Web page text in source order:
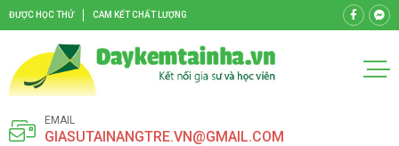
ĐƯỢC HỌC THỬ CAM KẾT CHẤT LƯỢNG
EMAIL
GIASUTAINANGTRE.VN@GMAIL.COM